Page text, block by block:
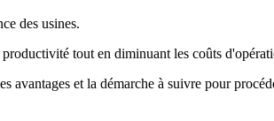
des usines.
tout en diminuant les coûts
et la démarche à suivre pour